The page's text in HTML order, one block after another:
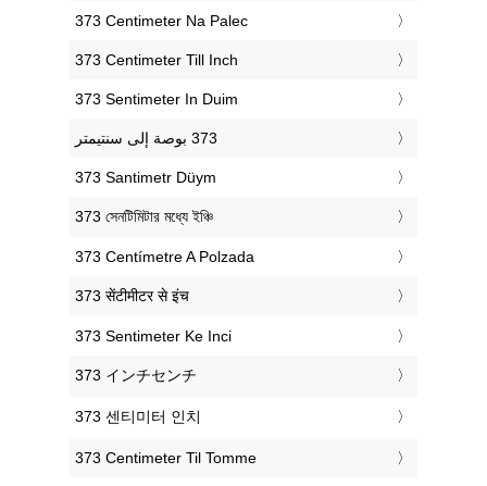
‎373 Centimeter Na Palec
‎373 Centimeter Till Inch
‎373 Sentimeter In Duim
‎373 Santimetr Düym
‎373 সেনটিমিটার মধ্যে ইঞ্চি
‎373 Centímetre A Polzada
‎373 सेंटीमीटर से इंच
‎373 Sentimeter Ke Inci
‎373 インチセンチ
‎373 센티미터 인치
‎373 Centimeter Til Tomme